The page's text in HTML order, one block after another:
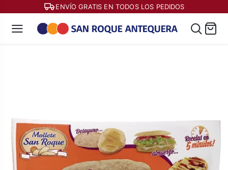
ENVÍO GRATIS EN TODOS LOS PEDIDOS